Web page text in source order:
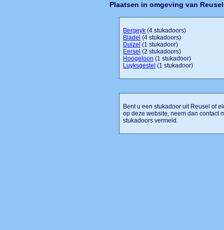
Plaatsen in omgeving van Reusel
Bergeyk (4 stukadoors)
Bladel (4 stukadoors)
Duizel (1 stukadoor)
Eersel (2 stukadoors)
Hoogeloon (1 stukadoor)
Luyksgestel (1 stukadoor)
Bent u een stukadoor uit Reusel of
op deze website, neem dan contact
stukadoors vermeld.